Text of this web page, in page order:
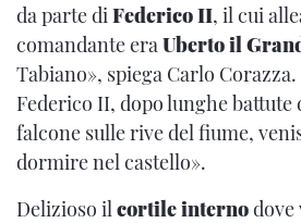
da parte di Federico II, il cui
comandante era Uberto il
Tabiano», spiega Carlo
Federico II, dopo lunghe battute
falcone sulle rive del fiume,
dormire nel castello».
Delizioso il cortile internodove